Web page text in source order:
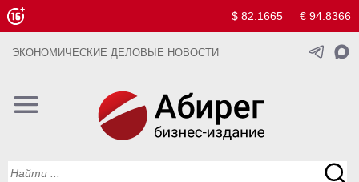
$ 82.1665 € 94.8366
ЭКОНОМИЧЕСКИЕ ДЕЛОВЫЕ НОВОСТИ